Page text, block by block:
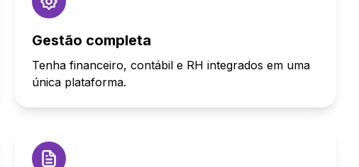
Gestão completa
Tenha financeiro, contábil e RH integrados em uma
única plataforma.